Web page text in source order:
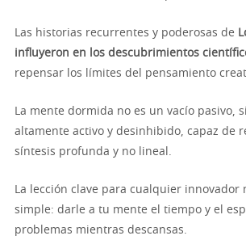
Las historias recurrentes y poderosas de
influyeron en los descubrimientos
repensar los límites del pensamiento
La mente dormida no es un vacío pasivo,
altamente activo y desinhibido, capaz de
síntesis profunda y no lineal.
La lección clave para cualquier innovador
simple: darle a tu mente el tiempo y el
problemas mientras descansas.